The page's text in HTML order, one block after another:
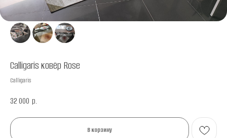
Calligaris ковёр Rose
Calligaris
32 000 р.
В корзину